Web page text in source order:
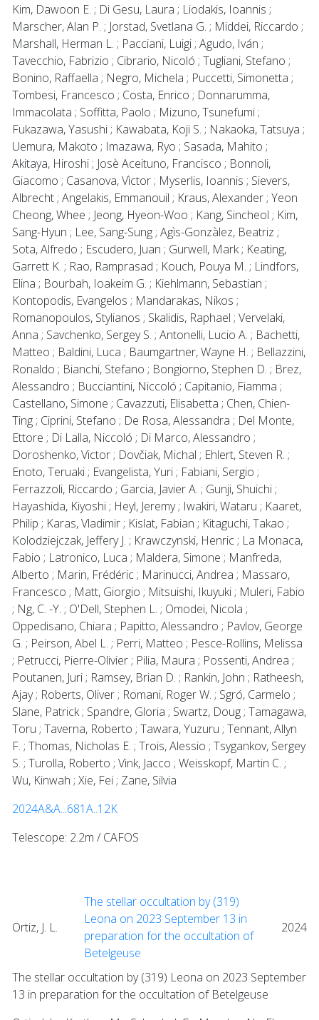
Kim, Dawoon E. ; Di Gesu, Laura ; Liodakis, Ioannis ;
Marscher, Alan P. ; Jorstad, Svetlana G. ; Middei, Riccardo ;
Marshall, Herman L. ; Pacciani, Luigi ; Agudo, Iván ;
Tavecchio, Fabrizio ; Cibrario, Nicoló ; Tugliani, Stefano ;
Bonino, Raffaella ; Negro, Michela ; Puccetti, Simonetta ;
Tombesi, Francesco ; Costa, Enrico ; Donnarumma,
Immacolata ; Soffitta, Paolo ; Mizuno, Tsunefumi ;
Fukazawa, Yasushi ; Kawabata, Koji S. ; Nakaoka, Tatsuya ;
Uemura, Makoto ; Imazawa, Ryo ; Sasada, Mahito ;
Akitaya, Hiroshi ; Josè Aceituno, Francisco ; Bonnoli,
Giacomo ; Casanova, Vìctor ; Myserlis, Ioannis ; Sievers,
Albrecht ; Angelakis, Emmanouil ; Kraus, Alexander ; Yeon
Cheong, Whee ; Jeong, Hyeon-Woo ; Kang, Sincheol ; Kim,
Sang-Hyun ; Lee, Sang-Sung ; Agìs-Gonzàlez, Beatriz ;
Sota, Alfredo ; Escudero, Juan ; Gurwell, Mark ; Keating,
Garrett K. ; Rao, Ramprasad ; Kouch, Pouya M. ; Lindfors,
Elina ; Bourbah, Ioakeim G. ; Kiehlmann, Sebastian ;
Kontopodis, Evangelos ; Mandarakas, Nikos ;
Romanopoulos, Stylianos ; Skalidis, Raphael ; Vervelaki,
Anna ; Savchenko, Sergey S. ; Antonelli, Lucio A. ; Bachetti,
Matteo ; Baldini, Luca ; Baumgartner, Wayne H. ; Bellazzini,
Ronaldo ; Bianchi, Stefano ; Bongiorno, Stephen D. ; Brez,
Alessandro ; Bucciantini, Niccoló ; Capitanio, Fiamma ;
Castellano, Simone ; Cavazzuti, Elisabetta ; Chen, Chien-
Ting ; Ciprini, Stefano ; De Rosa, Alessandra ; Del Monte,
Ettore ; Di Lalla, Niccoló ; Di Marco, Alessandro ;
Doroshenko, Victor ; Dovčiak, Michal ; Ehlert, Steven R. ;
Enoto, Teruaki ; Evangelista, Yuri ; Fabiani, Sergio ;
Ferrazzoli, Riccardo ; Garcia, Javier A. ; Gunji, Shuichi ;
Hayashida, Kiyoshi ; Heyl, Jeremy ; Iwakiri, Wataru ; Kaaret,
Philip ; Karas, Vladimir ; Kislat, Fabian ; Kitaguchi, Takao ;
Kolodziejczak, Jeffery J. ; Krawczynski, Henric ; La Monaca,
Fabio ; Latronico, Luca ; Maldera, Simone ; Manfreda,
Alberto ; Marin, Frédéric ; Marinucci, Andrea ; Massaro,
Francesco ; Matt, Giorgio ; Mitsuishi, Ikuyuki ; Muleri, Fabio
; Ng, C. -Y. ; O'Dell, Stephen L. ; Omodei, Nicola ;
Oppedisano, Chiara ; Papitto, Alessandro ; Pavlov, George
G. ; Peirson, Abel L. ; Perri, Matteo ; Pesce-Rollins, Melissa
; Petrucci, Pierre-Olivier ; Pilia, Maura ; Possenti, Andrea ;
Poutanen, Juri ; Ramsey, Brian D. ; Rankin, John ; Ratheesh,
Ajay ; Roberts, Oliver ; Romani, Roger W. ; Sgró, Carmelo ;
Slane, Patrick ; Spandre, Gloria ; Swartz, Doug ; Tamagawa,
Toru ; Taverna, Roberto ; Tawara, Yuzuru ; Tennant, Allyn
F. ; Thomas, Nicholas E. ; Trois, Alessio ; Tsygankov, Sergey
S. ; Turolla, Roberto ; Vink, Jacco ; Weisskopf, Martin C. ;
Wu, Kinwah ; Xie, Fei ; Zane, Silvia
2024A&A...681A..12K
Telescope: 2.2m / CAFOS
Ortiz, J. L.
The stellar occultation by (319)
Leona on 2023 September 13 in
preparation for the occultation of
Betelgeuse
2024
The stellar occultation by (319) Leona on 2023 September
13 in preparation for the occultation of Betelgeuse